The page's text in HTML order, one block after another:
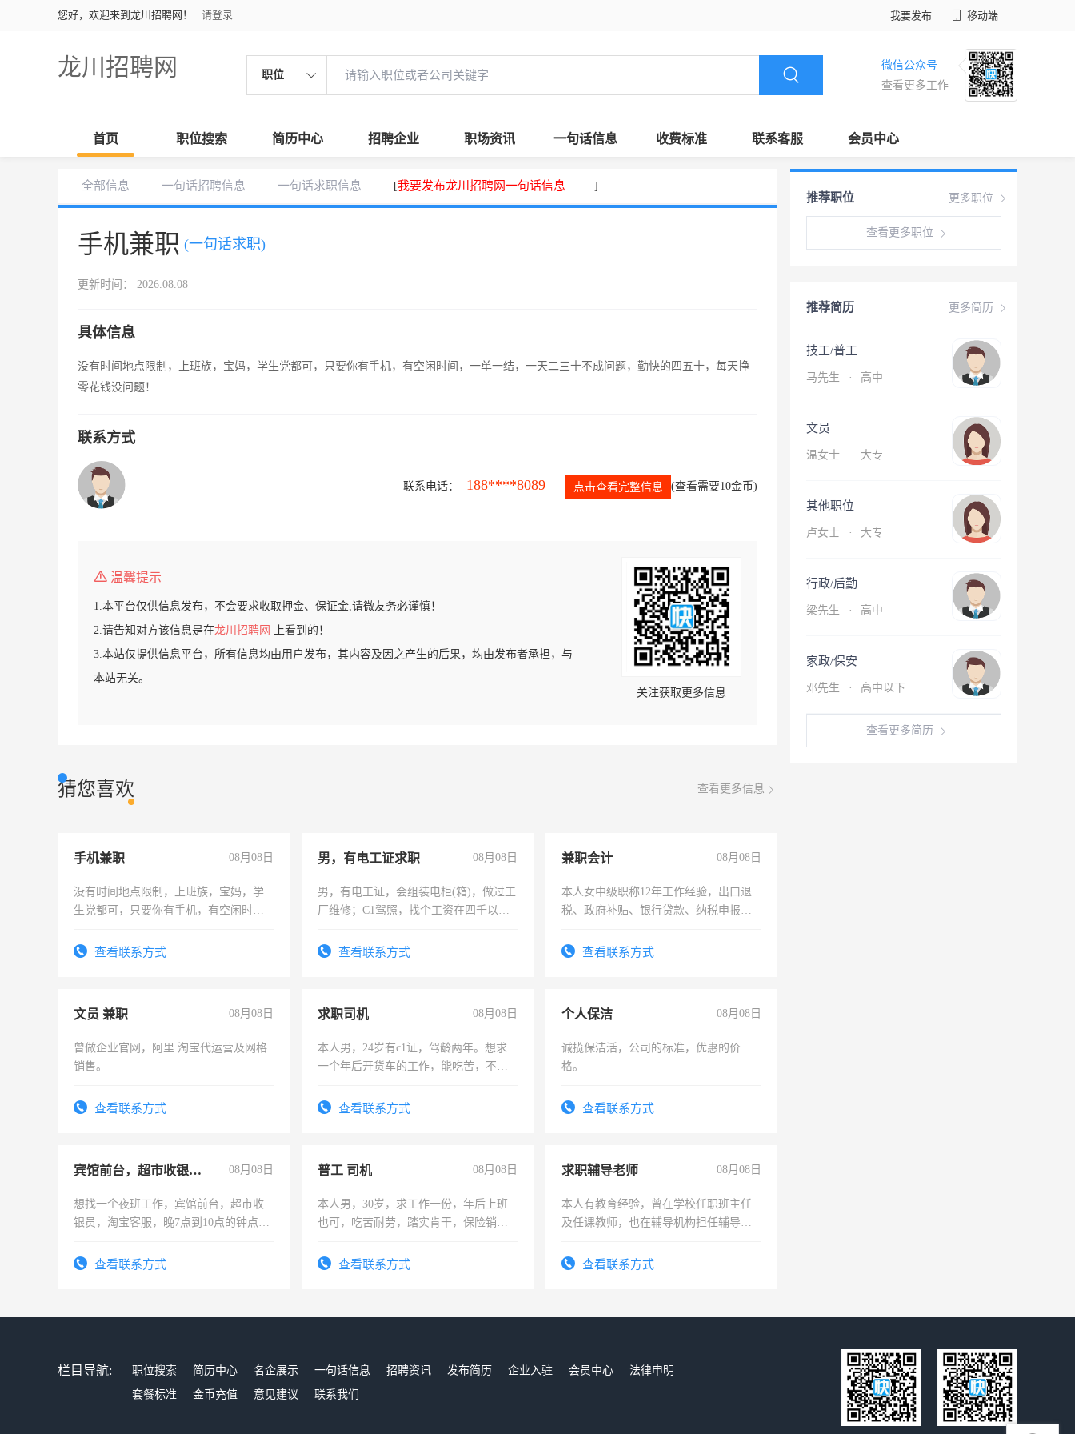
您好，欢迎来到龙川招聘网！ 请登录 我要发布 移动端
龙川招聘网 职位
微信公众号
查看更多工作
首页 职位搜索 简历中心 招聘企业 职场资讯 一句话信息 收费标准 联系客服 会员中心
全部信息 一句话招聘信息 一句话求职信息 [我要发布龙川招聘网一句话信息 ]
手机兼职 (一句话求职)
更新时间： 2026.08.08
具体信息
没有时间地点限制，上班族，宝妈，学生党都可，只要你有手机，有空闲时间，一单一结，一天二三十不成问题，勤快的四五十，每天挣
零花钱没问题！
联系方式
联系电话： 188****8089 点击查看完整信息 (查看需要10金币)
温馨提示
1.本平台仅供信息发布，不会要求收取押金、保证金,请微友务必谨慎！
2.请告知对方该信息是在龙川招聘网
上看到的！
3.本站仅提供信息平台，所有信息均由用户发布，其内容及因之产生的后果，均由发布者承担，与
本站无关。
关注获取更多信息
猜您喜欢 查看更多信息
手机兼职 08月08日
没有时间地点限制，上班族，宝妈，学
生党都可，只要你有手机，有空闲时
勤快的四五十，每天挣零花钱没问题！
查看联系方式
男，有电工证求职 08月08日
男，有电工证，会组装电柜(箱)，做过工
厂维修；C1驾照，找个工资在四千以
电话查看联系方式
兼职会计 08月08日
本人女中级职称12年工作经验，出口退
税、政府补贴、银行贷款、纳税申报、
务，财务咨询等业务。欲求兼职会计工
查看联系方式
文员 兼职 08月08日
曾做企业官网，阿里 淘宝代运营及网格
销售。
查看联系方式
求职司机 08月08日
本人男，24岁有c1证，驾龄两年。想求
一个年后开货车的工作，能吃苦，不怕
查看联系方式
个人保洁 08月08日
诚揽保洁活，公司的标准，优惠的价
格。
查看联系方式
宾馆前台，超市收银员，淘宝客服 08月08日
想找一个夜班工作，宾馆前台，超市收
银员，淘宝客服，晚7点到10点的钟点
号同微信查看联系方式
普工 司机 08月08日
本人男，30岁，求工作一份，年后上班
也可，吃苦耐劳，踏实肯干，保险销售
查看联系方式
求职辅导老师 08月08日
本人有教育经验，曾在学校任职班主任
及任课教师，也在辅导机构担任辅导教
查看联系方式
更多职位
推荐职位
查看更多职位
更多简历
推荐简历
技工/普工
马先生 · 高中
文员
温女士 · 大专
其他职位
卢女士 · 大专
行政/后勤
梁先生 · 高中
家政/保安
邓先生 · 高中以下
查看更多简历
栏目导航: 职位搜索 简历中心 名企展示 一句话信息 招聘资讯 发布简历 企业入驻 会员中心
法律申明
套餐标准
金币充值 意见建议 联系我们